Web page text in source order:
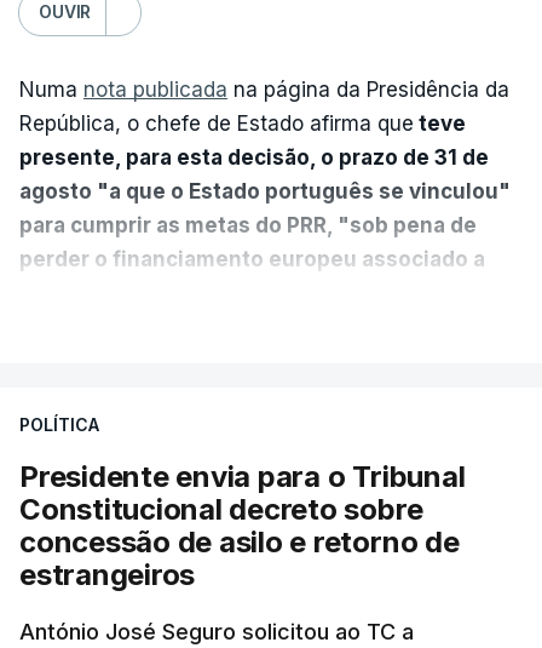
OUVIR
Numa nota publicada na página da Presidência da
República, o chefe de Estado afirma que teve
presente, para esta decisão, o prazo de 31 de
agosto "a que o Estado português se vinculou"
para cumprir as metas do PRR, "sob pena de
perder o financiamento europeu associado a
sistema mais simples, mais justo e transparente".
"Sempre que seja possível reduzir burocracias,
eliminar sobreposições e garantir que os apoios
chegam a quem mais necessita, estaremos a dar
um passo na direção certa", argumenta o
Presidente da República.
POLÍTICA
Presidente envia para o Tribunal
Constitucional decreto sobre
concessão de asilo e retorno de
estrangeiros
António José Seguro solicitou ao TC a